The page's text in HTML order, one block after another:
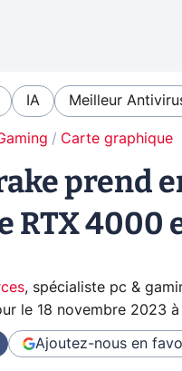
IA Meilleur
Carte graphique
prend
RTX 4000
, spécialiste pc &
le 18 novembre 2023 à
Ajoutez-nous en